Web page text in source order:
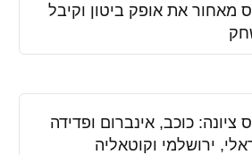
מאחור את אופק ביטון וקיבל
ציונה: כוכב, אינברום ופדידה
ירושלמי וקוטאליה